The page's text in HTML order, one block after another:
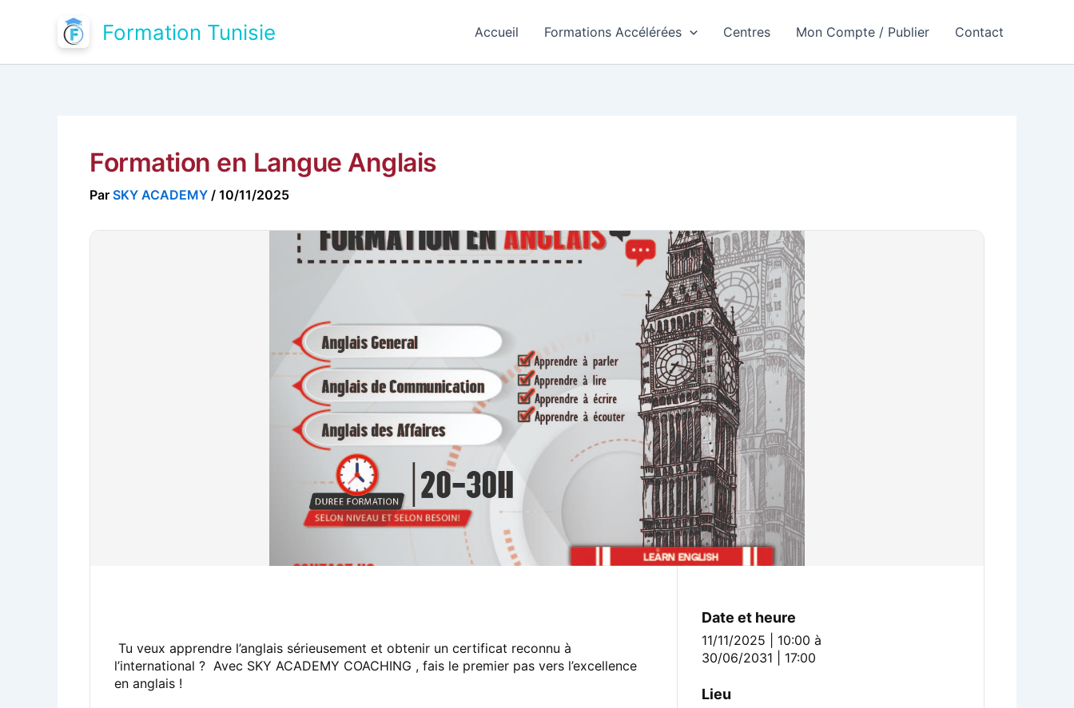
Formation Tunisie Accueil Formations Accélérées Centres Mon Compte / Publier Contact
Formation en Langue Anglais
Par SKY ACADEMY / 10/11/2025
Tu veux apprendre l’anglais sérieusement et obtenir un certificat reconnu à
l’international ? Avec SKY ACADEMY COACHING , fais le premier pas vers l’excellence
en anglais !
Date et heure
11/11/2025 | 10:00à
30/06/2031 | 17:00
Lieu